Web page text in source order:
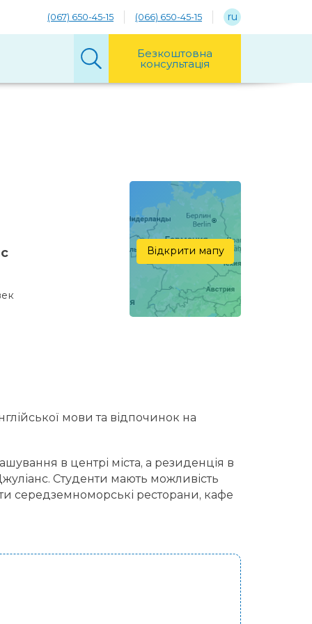
(067) 650-45-15 (066) 650-45-15 ru
Безкоштовна
консультація
Відкрити мапу
мови та відпочинок на
в центрі міста, а резиденція в
Студенти мають можливість
середземноморські ресторани, кафе